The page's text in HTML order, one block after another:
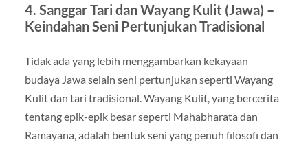
4. Sanggar Tari dan Wayang Kulit (Jawa) –
Keindahan Seni Pertunjukan Tradisional
Tidak ada yang lebih menggambarkan kekayaan
budaya Jawa selain seni pertunjukan seperti Wayang
Kulit dan tari tradisional. Wayang Kulit, yang bercerita
tentang epik-epik besar seperti Mahabharata dan
Ramayana, adalah bentuk seni yang penuh filosofi dan